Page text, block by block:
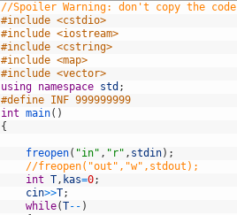
//Spoiler Warning: don't copy the code
#include <cstdio>
#include <iostream>
#include <cstring>
#include <map>
#include <vector>
using namespace std ;
#define INF 999999999
int main( )
{
freopen( "in" , "r" , stdin) ;
//freopen("out","w",stdout);
int T, kas=0;
cin>>T;
while(T-- )